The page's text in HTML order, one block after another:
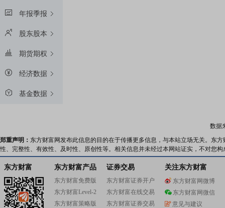
年报季报
股东股本
期货期权
经济数据
基金数据
数据
郑重声明： 东方财富网发布此信息的目的在于传播更多信息，与本站立场无关。东
性、完整性、有效性、及时性、原创性等。相关信息并未经过本网站证实，不对您
东方财富 东方财富产品
东方财富免费版
东方财富Level-2
东方财富策略版
证券交易
东方财富证券开户
东方财富在线交易
东方财富证券交易
关注东方财富
东方财富网微博
东方财富网微信
意见与建议